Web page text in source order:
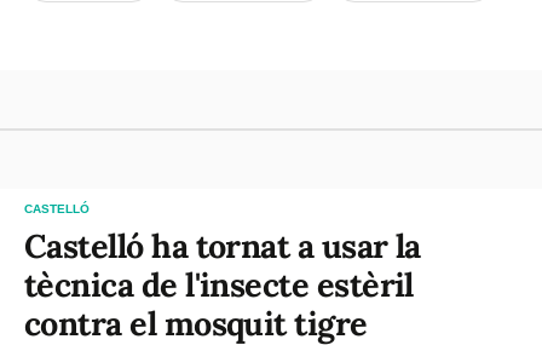
CASTELLÓ
Castelló ha tornat a usar la
tècnica de l'insecte estèril
contra el mosquit tigre